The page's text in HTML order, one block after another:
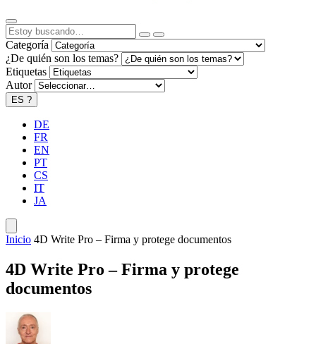
Categoría
¿De quién son los temas?
Etiquetas
Autor
ES ?
DE
FR
EN
PT
CS
IT
JA
Inicio 4D Write Pro – Firma y protege documentos
4D Write Pro – Firma y protege
documentos